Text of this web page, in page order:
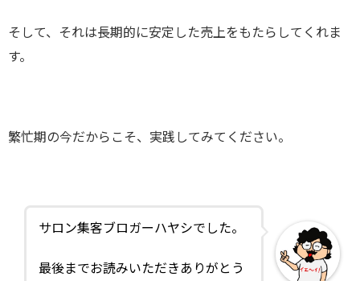
そして、それは長期的に安定した売上をもたらしてくれま
す。
繁忙期の今だからこそ、実践してみてください。
サロン集客ブロガーハヤシでした。
最後までお読みいただきありがとう